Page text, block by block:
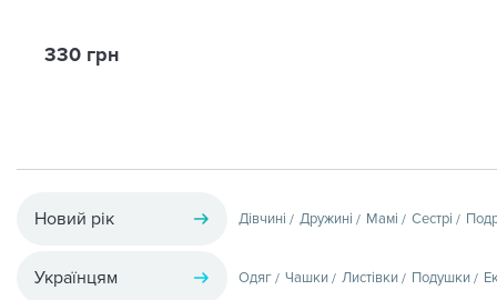
330 грн
Новий рік Дівчині Дружині Мамі Сестрі
Українцям Одяг Чашки Листівки Подушки